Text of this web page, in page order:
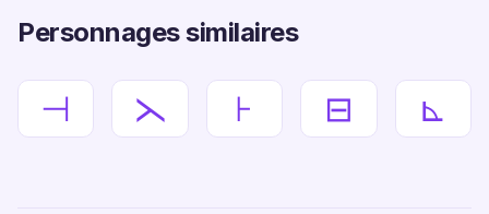
Personnages similaires
⊣ ⋋ ⊦ ⊟ ⊾